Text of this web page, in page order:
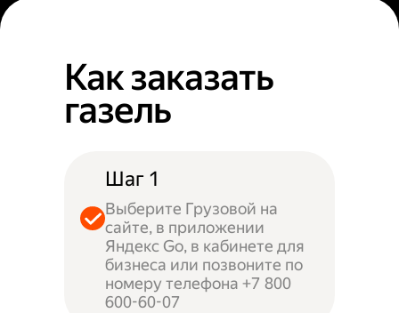
Как заказать
газель
Шаг 1
Выберите Грузовой на
сайте, в приложении
Яндекс Go, в кабинете для
бизнеса или позвоните по
номеру телефона +7 800
600-60-07